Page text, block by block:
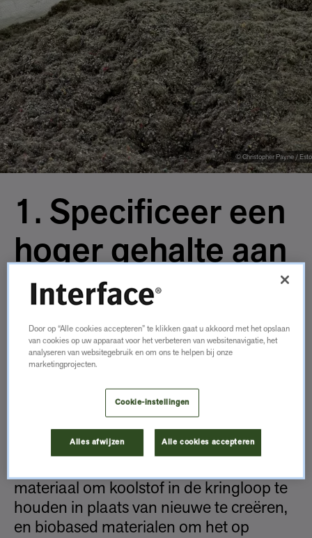
© Christopher Payne / Esto
1. Specificeer een
hoger gehalte aan
gerecycled en
biobased
materiaal
Materiaalkeuze is een van de snelste
manieren om de koolstofvoetafdruk van
materiaal om koolstof in de kringloop te
houden in plaats van nieuwe te creëren,
en biobased materialen om het op
Door op “Alle cookies accepteren” te klikken gaat u akkoord met het opslaan
van cookies op uw apparaat voor het verbeteren van websitenavigatie, het
analyseren van websitegebruik en om ons te helpen bij onze
marketingprojecten.
Cookie-instellingen
Alles afwijzen Alle cookies accepteren